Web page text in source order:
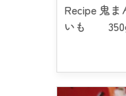
Recipe 鬼ま
いも